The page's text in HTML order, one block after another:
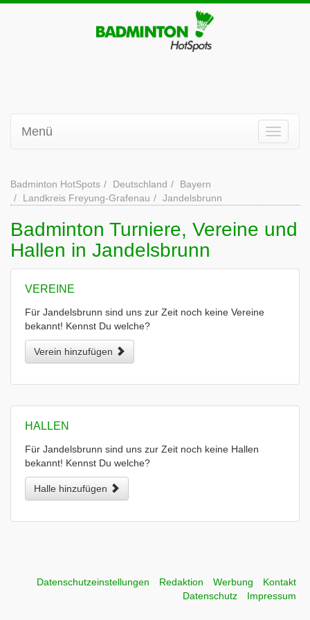
Menü
Badminton HotSpots Deutschland
Bayern
Landkreis Freyung-Grafenau
Jandelsbrunn
Badminton Turniere, Vereine und
Hallen in Jandelsbrunn
VEREINE
Für Jandelsbrunn sind uns zur Zeit noch keine Vereine
bekannt! Kennst Du welche?
Verein hinzufügen
HALLEN
Für Jandelsbrunn sind uns zur Zeit noch keine Hallen
bekannt! Kennst Du welche?
Halle hinzufügen
Datenschutzeinstellungen Redaktion Werbung
Kontakt
Datenschutz
Impressum